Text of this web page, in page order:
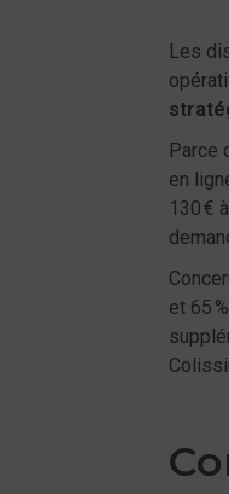
Les
Parce
en
130 €
et 65